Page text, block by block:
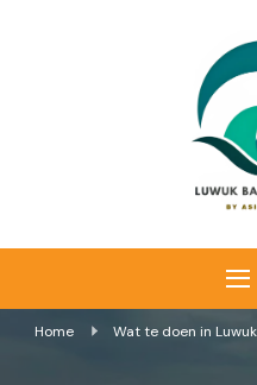
Home Wat te doen in